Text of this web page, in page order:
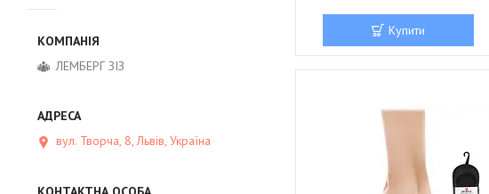
Купити
ЛЕМБЕРГ ЗІЗ
вул. Творча, 8, Львів, Україна